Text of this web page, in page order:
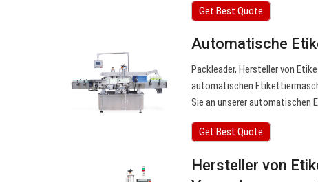
Get Best Quote
Automatische
Packleader, Hersteller von
automatischen
Sie an unserer
Get Best Quote
Hersteller von